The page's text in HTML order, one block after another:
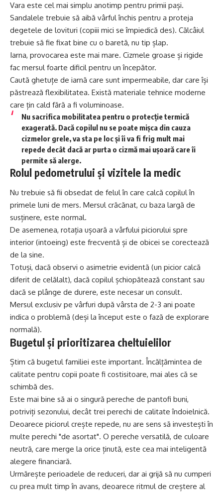
Vara este cel mai simplu anotimp pentru primii pași.
Sandalele trebuie să aibă vârful închis pentru a proteja
degetele de lovituri (copiii mici se împiedică des). Călcâiul
trebuie să fie fixat bine cu o baretă, nu tip șlap.
Iarna, provocarea este mai mare. Cizmele groase și rigide
fac mersul foarte dificil pentru un începător.
Caută ghetuțe de iarnă care sunt impermeabile, dar care își
păstrează flexibilitatea. Există materiale tehnice moderne
care țin cald fără a fi voluminoase.
Nu sacrifica mobilitatea pentru o protecție termică
exagerată. Dacă copilul nu se poate mișca din cauza
cizmelor grele, va sta pe loc și îi va fi frig mult mai
repede decât dacă ar purta o cizmă mai ușoară care îi
permite să alerge.
Rolul pedometrului și vizitele la medic
Nu trebuie să fii obsedat de felul în care calcă copilul în
primele luni de mers. Mersul crăcănat, cu baza largă de
susținere, este normal.
De asemenea, rotația ușoară a vârfului piciorului spre
interior (intoeing) este frecventă și de obicei se corectează
de la sine.
Totuși, dacă observi o asimetrie evidentă (un picior calcă
diferit de celălalt), dacă copilul șchiopătează constant sau
dacă se plânge de durere, este necesar un consult.
Mersul exclusiv pe vârfuri după vârsta de 2-3 ani poate
indica o problemă (deși la început este o fază de explorare
normală).
Bugetul și prioritizarea cheltuielilor
Știm că bugetul familiei este important. Încălțămintea de
calitate pentru copii poate fi costisitoare, mai ales că se
schimbă des.
Este mai bine să ai o singură pereche de pantofi buni,
potriviți sezonului, decât trei perechi de calitate îndoielnică.
Deoarece piciorul crește repede, nu are sens să investești în
multe perechi "de asortat". O pereche versatilă, de culoare
neutră, care merge la orice ținută, este cea mai inteligentă
alegere financiară.
Urmărește perioadele de reduceri, dar ai grijă să nu cumperi
cu prea mult timp în avans, deoarece ritmul de creștere al